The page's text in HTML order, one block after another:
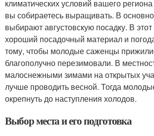
климатических условий вашего
вы собираетесь выращивать. В
выбирают августовскую посадку. В
хороший посадочный материал и
тому, чтобы молодые саженцы
благополучно перезимовали. В
малоснежными зимами на открытых
лучше проводить весной. Тогда
окрепнуть до наступления холодов.
Выбор места и его подготовка